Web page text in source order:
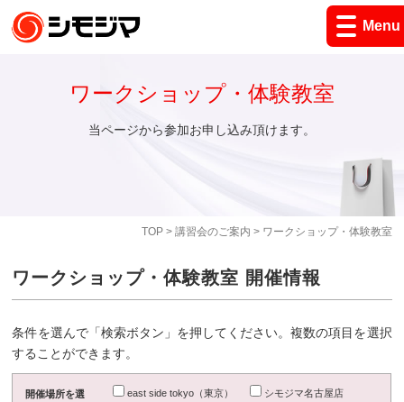
Menu
TOP> 講習会のご案内 > ワークショップ・体験教室
ワークショップ・体験教室
当ページから参加お申し込み頂けます。
ワークショップ・体験教室 開催情報
条件を選んで「検索ボタン」を押してください。複数の項目を選択
することができます。
開催場所を選
east side tokyo（東京）
シモジマ名古屋店